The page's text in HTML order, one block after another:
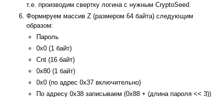
т.е. производим свертку логина с нужным CryptoSeed.
Формируем массив Z (размером 64 байта) следующим
образом:
Пароль
0x0 (1 байт)
Cnt (16 байт)
0x80 (1 байт)
0x0 (по адрес 0x37 включительно)
По адресу 0x38 записываем (0x88 + (длина пароля << 3))